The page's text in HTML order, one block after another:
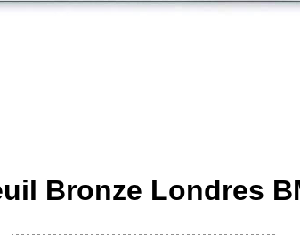
Bronze Londres